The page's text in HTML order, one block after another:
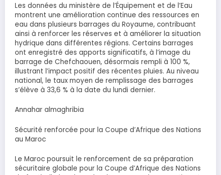
Les données du ministère de l’Équipement et de l’Eau
montrent une amélioration continue des ressources en
eau dans plusieurs barrages du Royaume, contribuant
ainsi à renforcer les réserves et à améliorer la situation
hydrique dans différentes régions. Certains barrages
ont enregistré des apports significatifs, à l’image du
barrage de Chefchaouen, désormais rempli à 100 %,
illustrant l’impact positif des récentes pluies. Au niveau
national, le taux moyen de remplissage des barrages
s’élève à 33,6 % à la date du lundi dernier.
Annahar almaghribia
Sécurité renforcée pour la Coupe d’Afrique des Nations
au Maroc
Le Maroc poursuit le renforcement de sa préparation
sécuritaire globale pour la Coupe d’Afrique des Nations